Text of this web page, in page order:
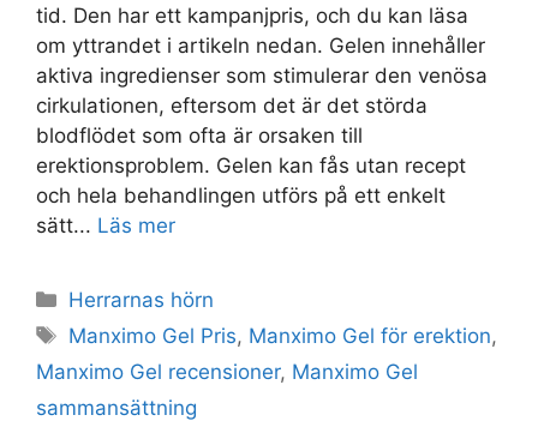
tid. Den har ett kampanjpris, och du kan läsa
om yttrandet i artikeln nedan. Gelen innehåller
aktiva ingredienser som stimulerar den venösa
cirkulationen, eftersom det är det störda
blodflödet som ofta är orsaken till
erektionsproblem. Gelen kan fås utan recept
och hela behandlingen utförs på ett enkelt
sätt... Läs mer
Kategorier
Herrarnas hörn
Taggar
Manximo Gel Pris, Manximo Gel för erektion,
Manximo Gel recensioner, Manximo Gel
sammansättning